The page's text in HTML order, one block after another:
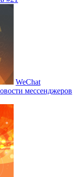
WeChat
мессенджеров